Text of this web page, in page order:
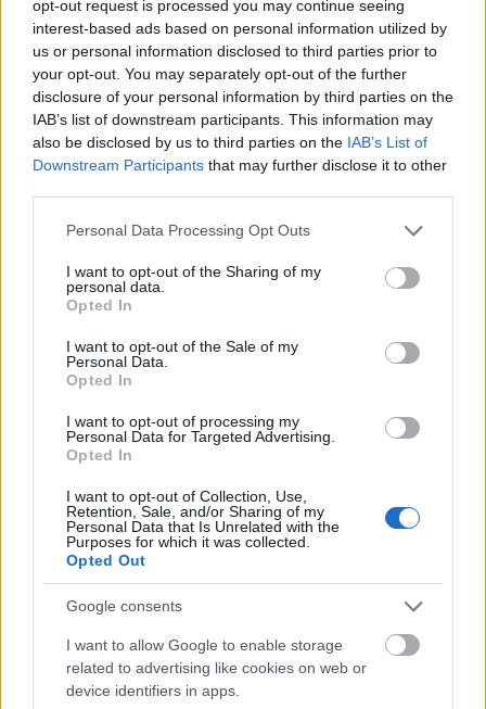
opt-out request is processed you may continue seeing
interest-based ads based on personal information utilized by
us or personal information disclosed to third parties prior to
your opt-out. You may separately opt-out of the further
disclosure of your personal information by third parties on the
IAB’s list of downstream participants. This information may
also be disclosed by us to third parties on the IAB’s List of
Downstream Participants that may further disclose it to other
Please note that this website/app uses one or more Google
not limited to your visit or usage behaviour. You may click to
grant or deny consent to Google and its third-party tags to
use your data for below specified purposes in below Google
consent section.
Personal Data Processing Opt Outs
I want to opt-out of the Sharing of my
personal data.
Opted In
I want to opt-out of the Sale of my
Personal Data.
Opted In
I want to opt-out of processing my
Personal Data for Targeted Advertising.
Opted In
I want to opt-out of Collection, Use,
Retention, Sale, and/or Sharing of my
Personal Data that Is Unrelated with the
Purposes for which it was collected.
Opted Out
Google consents
I want to allow Google to enable storage
related to advertising like cookies on web or
device identifiers in apps.
3+1 meglepő jel, hogy a párod megcsal
Ne hasonlítgasd magad másokhoz
Ne feledd, minden kapcsolat más és más, te pedig
csak a sajátodba láthatsz bele igazán. Ne azt
nézegesd, hogy a közösségi média felületein kik
milyen boldognak tűnnek, hanem koncentrálj
magadra. Rendkívül ritka, hogy a veszekedésükről
és a kapcsolatuk megromlásáról töltsenek fel
képeket az emberek, nemde? Ne feledd, egy
kapcsolat sem tökéletes, mások számára pedig
nem a teljes kép látszik. Fontos, hogy a családi és